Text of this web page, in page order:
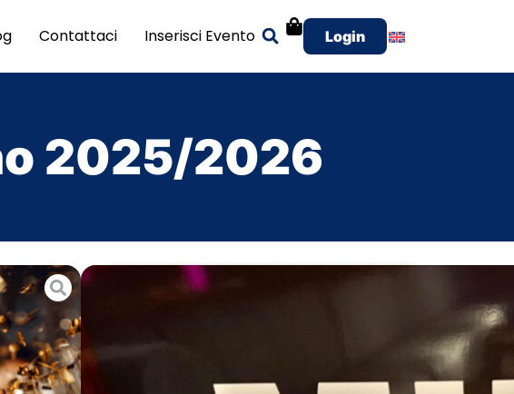
Contattaci Inserisci Evento Login
2025/2026
Mib Milano
02 845 711 25